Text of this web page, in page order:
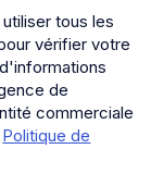
tous les
vérifier votre
de
commerciale
Politique de